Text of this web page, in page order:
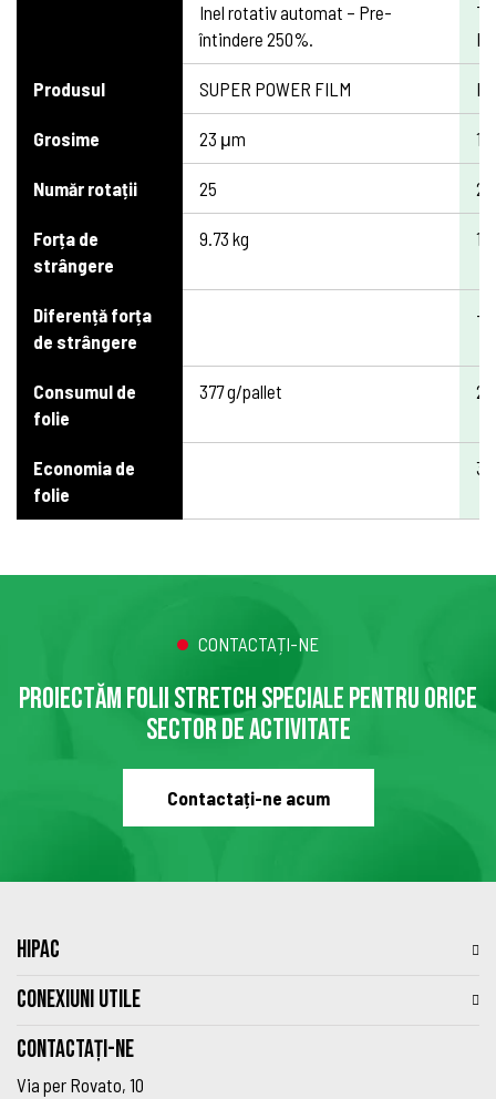
Inel rotativ automat – Pre-
întindere 250%.
Produsul SUPER POWER FILM
Grosime 23 μm
Număr rotații 25 25
Forța de
strângere
9.73 kg
Diferență forța
de strângere
Consumul de
folie
377 g/pallet
Economia de
folie
CONTACTAȚI-NE
PROIECTĂM FOLII STRETCH SPECIALE PENTRU ORICE
SECTOR DE ACTIVITATE
Contactați-ne acum
HIPAC
CONEXIUNI UTILE
Contactați-ne
Via per Rovato, 10